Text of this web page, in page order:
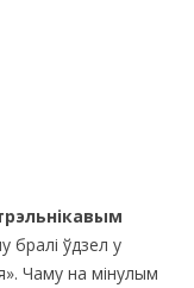
бралі ўдзел у
Чаму на мінулым